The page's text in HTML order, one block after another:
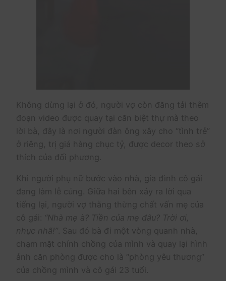
Không dừng lại ở đó, người vợ còn đăng tải thêm
đoạn video được quay tại căn biệt thự mà theo
lời bà, đây là nơi người đàn ông xây cho “tình trẻ”
ở riêng, trị giá hàng chục tỷ, được decor theo sở
thích của đối phương.
Khi người phụ nữ bước vào nhà, gia đình cô gái
đang làm lễ cúng. Giữa hai bên xảy ra lời qua
tiếng lại, người vợ thằng thừng chất vấn mẹ của
cô gái: “Nhà mẹ à? Tiền của mẹ đâu? Trời ơi,
nhục nhã!”
. Sau đó bà đi một vòng quanh nhà,
chạm mặt chính chồng của mình và quay lại hình
ảnh căn phòng được cho là “phòng yêu thương”
của chồng mình và cô gái 23 tuổi.